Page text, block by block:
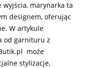
marynarka ta
designem, oferując
W artykule
od garnituru z
może
stylizacje,